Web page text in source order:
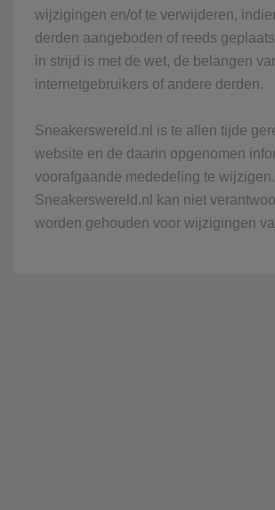
wijzigingen en/of te verwijderen,
derden aangeboden of reeds
in strijd is met de wet, de belangen
internetgebruikers of andere derden.
Sneakerswereld.nl is te allen tijde
website en de daarin opgenomen
voorafgaande mededeling te wijzigen.
Sneakerswereld.nl kan niet
worden gehouden voor wijzigingen